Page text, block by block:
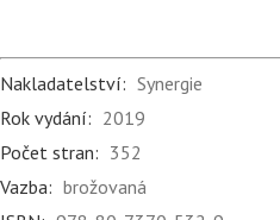
Nakladatelství: Synergie
Rok vydání: 2019
Počet stran: 352
Vazba: brožovaná